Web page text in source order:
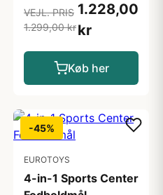
VEJL. PRIS
1.299,00 kr
1.228,00
kr
Køb her
-45%
EUROTOYS
4-in-1 Sports Center